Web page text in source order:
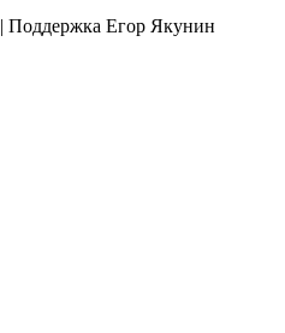
| Поддержка Егор Якунин